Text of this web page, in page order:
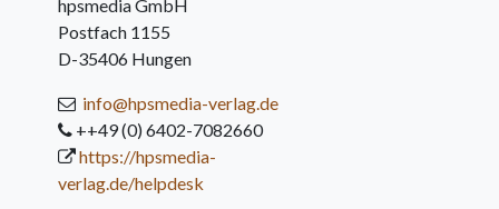
hpsmedia GmbH
Postfach 1155
D-35406 Hungen
info@hpsmedia-verlag.de
++49 (0) 6402-7082660
https://hpsmedia-
verlag.de/helpdesk